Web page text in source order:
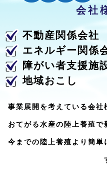
会社
不動産関係会社
エネルギー関係
障がい者支援施
地域おこし
事業展開を考えている会社
おてがる水産の陸上養殖で
今までの陸上養殖より簡単